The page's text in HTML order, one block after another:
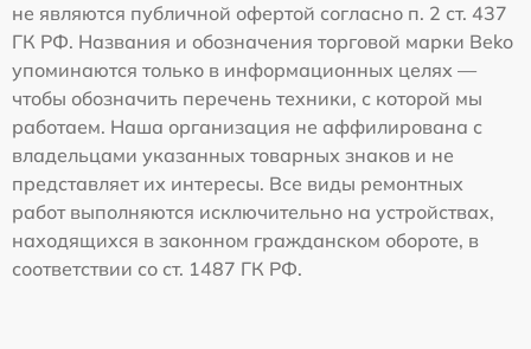
не являются публичной офертой согласно п. 2 ст. 437
ГК РФ. Названия и обозначения торговой марки Beko
упоминаются только в информационных целях —
чтобы обозначить перечень техники, с которой мы
работаем. Наша организация не аффилирована с
владельцами указанных товарных знаков и не
представляет их интересы. Все виды ремонтных
работ выполняются исключительно на устройствах,
находящихся в законном гражданском обороте, в
соответствии со ст. 1487 ГК РФ.